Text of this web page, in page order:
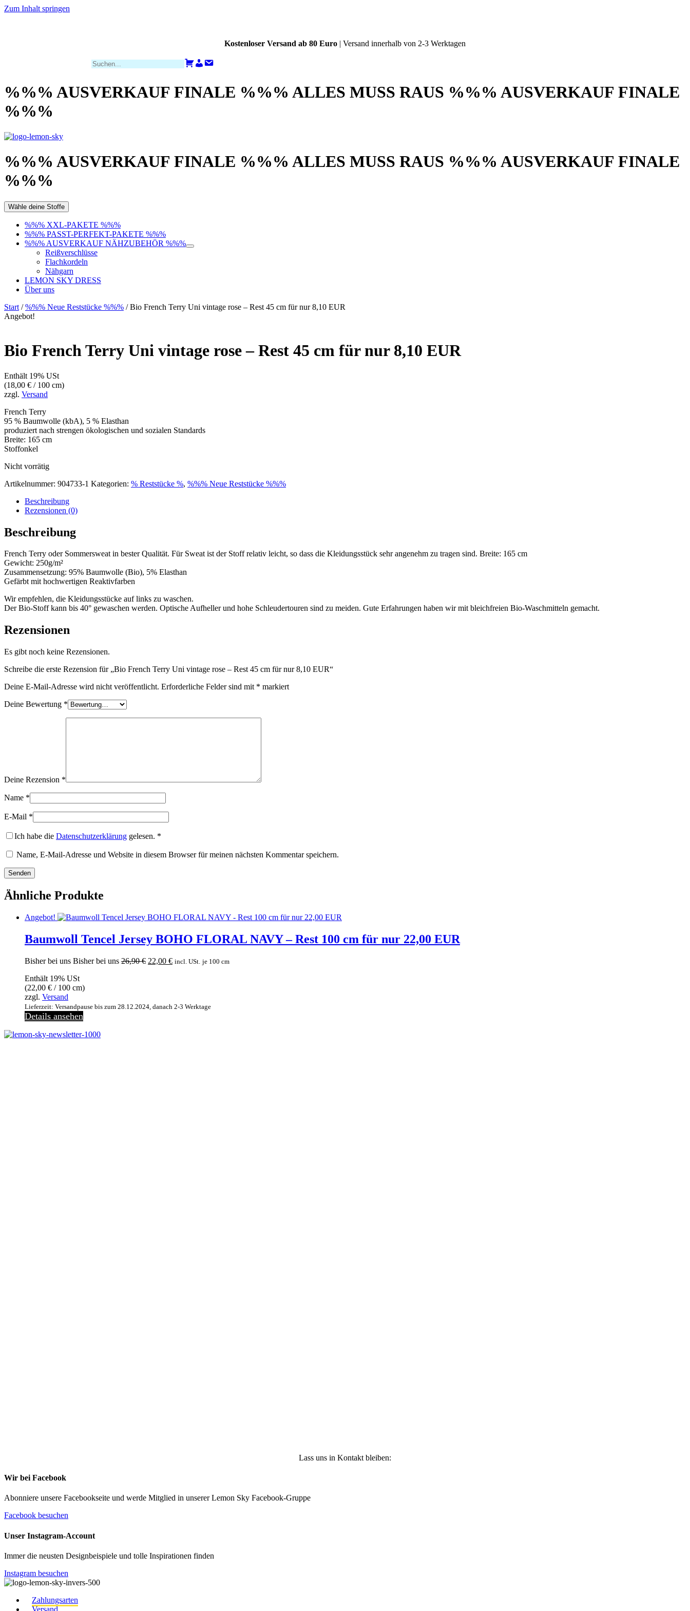
Zum Inhalt springen
Kostenloser Versand ab 80 Euro | Versand innerhalb von 2-3 Werktagen
Zahlungsarten
Warenkorb
KontoKontakt
%%% AUSVERKAUF FINALE %%% ALLES MUSS RAUS %%% AUSVERKAUF FINALE
%%%
%%% AUSVERKAUF FINALE %%% ALLES MUSS RAUS %%% AUSVERKAUF FINALE
%%%
Wähle deine Stoffe
%%% XXL-PAKETE %%%
%%% PASST-PERFEKT-PAKETE %%%
%%% AUSVERKAUF NÄHZUBEHÖR %%%
Reißverschlüsse
Flachkordeln
Nähgarn
LEMON SKY DRESS
Über uns
Start /%%% Neue Reststücke %%% / Bio French Terry Uni vintage rose – Rest 45 cm für nur 8,10 EUR
Angebot!
Bio French Terry Uni vintage rose – Rest 45 cm für nur 8,10 EUR
Enthält 19% USt
(18,00 € / 100 cm)
zzgl. Versand
French Terry
95 % Baumwolle (kbA), 5 % Elasthan
produziert nach strengen ökologischen und sozialen Standards
Breite: 165 cm
Stoffonkel
Nicht vorrätig
Artikelnummer: 904733-1 Kategorien: % Reststücke %, %%% Neue Reststücke %%%
Beschreibung
Rezensionen (0)
Beschreibung
French Terry oder Sommersweat in bester Qualität. Für Sweat ist der Stoff relativ leicht, so dass die Kleidungsstück sehr angenehm zu tragen sind. Breite: 165 cm
Gewicht: 250g/m²
Zusammensetzung: 95% Baumwolle (Bio), 5% Elasthan
Gefärbt mit hochwertigen Reaktivfarben
Wir empfehlen, die Kleidungsstücke auf links zu waschen.
Der Bio-Stoff kann bis 40° gewaschen werden. Optische Aufheller und hohe Schleudertouren sind zu meiden. Gute Erfahrungen haben wir mit bleichfreien Bio-Waschmitteln gemacht.
Rezensionen
Es gibt noch keine Rezensionen.
Schreibe die erste Rezension für „Bio French Terry Uni vintage rose – Rest 45 cm für nur 8,10 EUR“
Deine E-Mail-Adresse wird nicht veröffentlicht. Erforderliche Felder sind mit * markiert
Deine Bewertung *
Deine Rezension *
Name *
E-Mail *
Ich habe die Datenschutzerklärung gelesen. *
Name, E-Mail-Adresse und Website in diesem Browser für meinen nächsten Kommentar speichern.
Ähnliche Produkte
Angebot!
Baumwoll Tencel Jersey BOHO FLORAL NAVY – Rest 100 cm für nur 22,00 EUR
Bisher bei uns Bisher bei uns 26,90€ Ursprünglicher
22,00 €Aktueller
incl. USt. je 100 cm
Enthält 19% USt
(22,00 € / 100 cm)
zzgl. Versand
Lieferzeit: Versandpause bis zum 28.12.2024, danach 2-3 Werktage
Details ansehen
Lass uns in Kontakt bleiben:
Wir bei Facebook
Abonniere unsere Facebookseite und werde Mitglied in unserer Lemon Sky Facebook-Gruppe
Facebook besuchen
Unser Instagram-Account
Immer die neusten Designbeispiele und tolle Inspirationen finden
Instagram besuchen
Zahlungsarten
Versand